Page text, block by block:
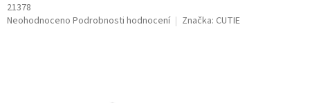
21378
Průměrné
Neohodnoceno Podrobnosti hodnocení Značka: CUTIE